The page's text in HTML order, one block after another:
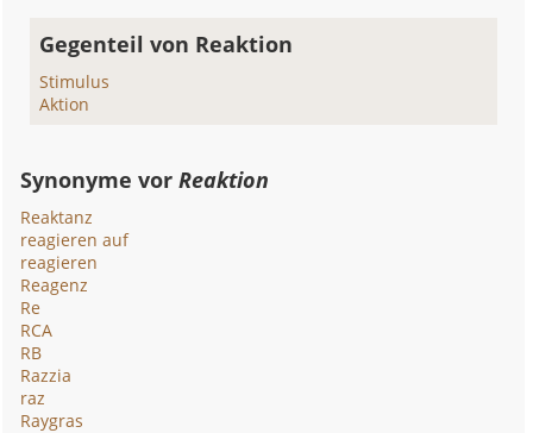
Gegenteil von Reaktion
Stimulus
Aktion
Synonyme vorReaktion
Reaktanz
reagieren auf
reagieren
Reagenz
Re
RCA
RB
Razzia
raz
Raygras